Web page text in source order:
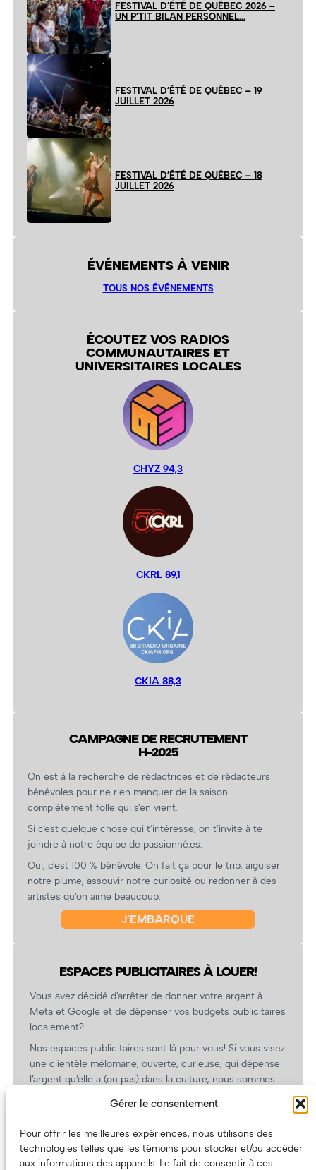
Gérer le consentement
Pour offrir les meilleures expériences, nous utilisons des
technologies telles que les témoins pour stocker et/ou accéder
aux informations des appareils. Le fait de consentir à ces
FESTIVAL D’ÉTÉ DE QUÉBEC 2026 –
UN P’TIT BILAN PERSONNEL…
FESTIVAL D’ÉTÉ DE QUÉBEC – 19
JUILLET 2026
FESTIVAL D’ÉTÉ DE QUÉBEC – 18
JUILLET 2026
ÉVÉNEMENTS À VENIR
TOUS NOS ÉVÉNEMENTS
ÉCOUTEZ VOS RADIOS
COMMUNAUTAIRES ET
UNIVERSITAIRES LOCALES
CHYZ 94,3
CKRL 89,1
CKIA 88,3
CAMPAGNE DE RECRUTEMENT
H-2025
On est à la recherche de rédactrices et de rédacteurs
bénévoles pour ne rien manquer de la saison
complètement folle qui s’en vient.
Si c’est quelque chose qui t’intéresse, on t’invite à te
joindre à notre équipe de passionné.es.
Oui, c’est 100 % bénévole. On fait ça pour le trip, aiguiser
notre plume, assouvir notre curiosité ou redonner à des
artistes qu’on aime beaucoup.
J’EMBARQUE
ESPACES PUBLICITAIRES À LOUER!
Vous avez décidé d’arrêter de donner votre argent à
Meta et Google et de dépenser vos budgets publicitaires
localement?
Nos espaces publicitaires sont là pour vous! Si vous visez
une clientèle mélomane, ouverte, curieuse, qui dépense
l’argent qu’elle a (ou pas) dans la culture, nous sommes
revient.
(Oui, on va avoir des tarifs spéciaux pour vous, les